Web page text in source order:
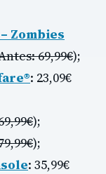
Zombies
69,99€);
: 23,09€
);
);
: 35,99€